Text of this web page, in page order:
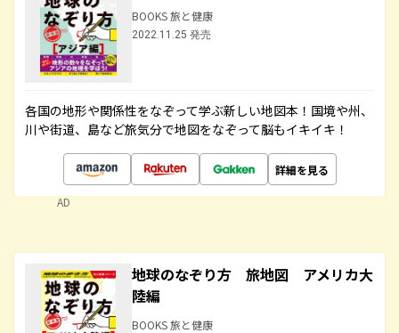
BOOKS 旅と健康
2022.11.25 発売
各国の地形や関係性をなぞって学ぶ新しい地図本！国境や州、
川や街道、島など旅気分で地図をなぞって脳もイキイキ！
詳細を見る
AD
地球のなぞり方 旅地図 アメリカ大
陸編
BOOKS 旅と健康